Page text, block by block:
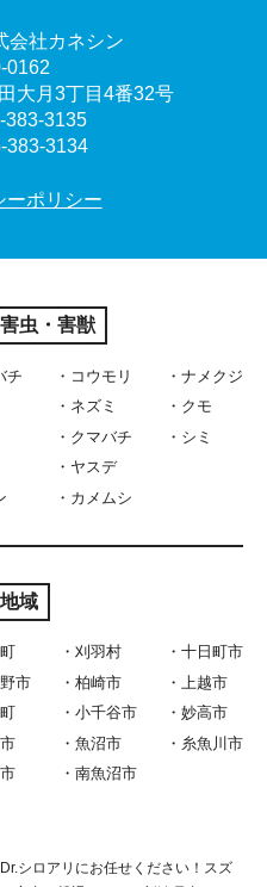
会社カネシン
0162
大月3丁目4番32号
383-3135
383-3134
ーポリシー
虫・害獣
チ
コウモリ
ネズミ
クマバチ
ヤスデ
カメムシ
ナメクジ
クモ
シミ
域
市
刈羽村
柏崎市
小千谷市
魚沼市
南魚沼市
十日町市
上越市
妙高市
糸魚川市
シロアリにお任せください！スズ